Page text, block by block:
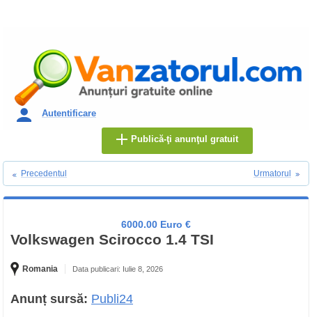
Autentificare
Publică-ţi anunţul gratuit
Precedentul Urmatorul
6000.00 Euro €
Volkswagen Scirocco 1.4 TSI
Romania Data publicari: Iulie 8, 2026
Anunț sursă: Publi24